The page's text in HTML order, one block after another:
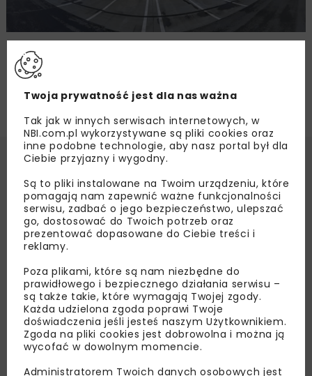
MPK w Krakowie kupuje 32 nowe autobusy
Twoja prywatność jest dla nas ważna
Tak jak w innych serwisach internetowych, w
NBI.com.pl wykorzystywane są pliki cookies oraz
inne podobne technologie, aby nasz portal był dla
Ciebie przyjazny i wygodny.
Są to pliki instalowane na Twoim urządzeniu, które
pomagają nam zapewnić ważne funkcjonalności
serwisu, zadbać o jego bezpieczeństwo, ulepszać
go, dostosować do Twoich potrzeb oraz
prezentować dopasowane do Ciebie treści i
reklamy.
Poza plikami, które są nam niezbędne do
prawidłowego i bezpiecznego działania serwisu –
są także takie, które wymagają Twojej zgody.
Każda udzielona zgoda poprawi Twoje
doświadczenia jeśli jesteś naszym Użytkownikiem.
Zgoda na pliki cookies jest dobrowolna i można ją
wycofać w dowolnym momencie.
Administratorem Twoich danych osobowych jest